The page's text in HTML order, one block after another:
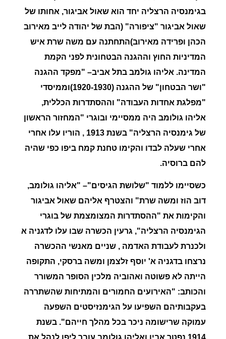
בגימנסיה הרצליה יחד הוא שאול אביגור, אחותו של
שאול אביגור "ציפורה" (הבת של יהודה לייב מאירוב
הכהן ופרידה מאירוב)התחתנה עם משה שרת איש
המדיניות החוץ וההגנה הבטחונית לפני הקמת
המדינה. אליהו גולמב בתל אביב– "מפקד ההגנה
"ושר הבטחון" של ההגנה (1920-1930)וממיסדי
"מפלגת אחדות העבודה" וההסתדרות הכללית,
אליהו גולומב היה ממסיימי ובוגרי "המחזור הראשון
של גימנסיה הרצליה" בשנת 1913 , הוריו עלו אחרי
אחרי שעלה לבדו והקימו טחנת קמח ביפו כפי שהיה
להם ברוסיה.
כשסיימו ללמוד "שלושת הגיסים"– "אליהו גולומב,
דוב הוז ומשה שרת" והצטרף אליהם שאול אביגור
והקימות את "ההסתדרות המצומצמת של בוגרי
הגימנסיה הרצליה", גרעין הכשרה שבו עלו לדגניה א
ולכנרת לעבודת האדמה , שניים מאנשי ההכשרה
נרצחו בדגניה א' יוסף זלצמן ומשה ברסקי, התקופה
הייתה לא פשוטה ואהוביה מלכין הסופר המשורר
והכותב: "האירועים החמורים והמתיחות שהשתררה
בעקבותיהם השפיעו על הגימנזיסטים השפעה
עמוקה שרישומה ניכר בכל מהלך חייהם". בשנת